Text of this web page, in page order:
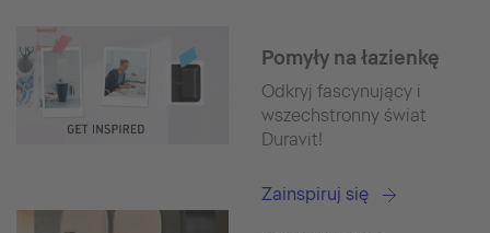
Pomyły na łazienkę
Odkryj fascynujący i
wszechstronny świat
Duravit!
Zainspiruj się